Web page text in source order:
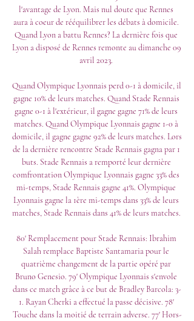
l'avantage de Lyon. Mais nul doute que Rennes
aura à coeur de rééquilibrer les débats à domicile.
Quand Lyon a battu Rennes? La dernière fois que
Lyon a disposé de Rennes remonte au dimanche 09
avril 2023.
Quand Olympique Lyonnais perd 0-1 à domicile, il
gagne 10% de leurs matches. Quand Stade Rennais
gagne 0-1 à l'extérieur, il gagne gagne 71% de leurs
matches. Quand Olympique Lyonnais gagne 1-0 à
domicile, il gagne gagne 92% de leurs matches. Lors
de la dernière rencontre Stade Rennais gagna par 1
buts. Stade Rennais a remporté leur dernière
comfrontation Olympique Lyonnais gagne 33% des
mi-temps, Stade Rennais gagne 41%. Olympique
Lyonnais gagne la 1ère mi-temps dans 33% de leurs
matches, Stade Rennais dans 41% de leurs matches.
80' Remplacement pour Stade Rennais: Ibrahim
Salah remplace Baptiste Santamaria pour le
quatrième changement de la partie opéré par
Bruno Genesio. 79' Olympique Lyonnais s'envole
dans ce match grâce à ce but de Bradley Barcola: 3-
1. Rayan Cherki a effectué la passe décisive. 78'
Touche dans la moitié de terrain adverse. 77' Hors-